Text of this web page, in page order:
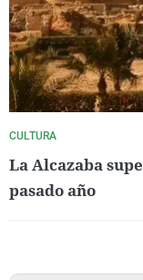
CULTURA
La Alcazaba
pasado año